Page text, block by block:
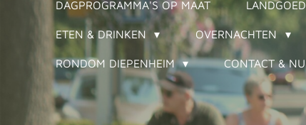
DAGPROGRAMMA'S OP MAAT
ETEN & DRINKEN OVERNACHTEN
RONDOM DIEPENHEIM CONTACT &